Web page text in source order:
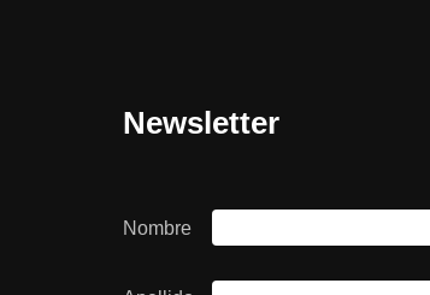
Newsletter
Nombre